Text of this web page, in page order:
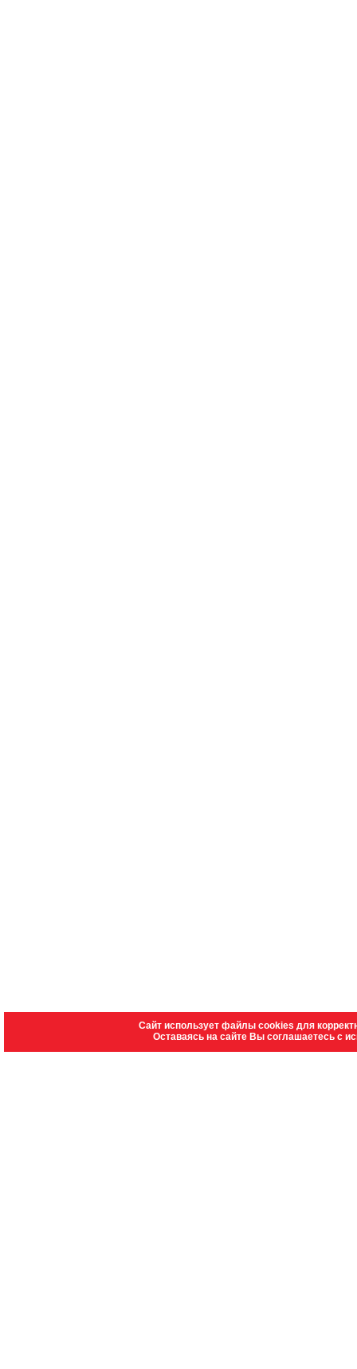
Сайт использует файлы cookies для
Оставаясь на сайте Вы соглашаетесь с